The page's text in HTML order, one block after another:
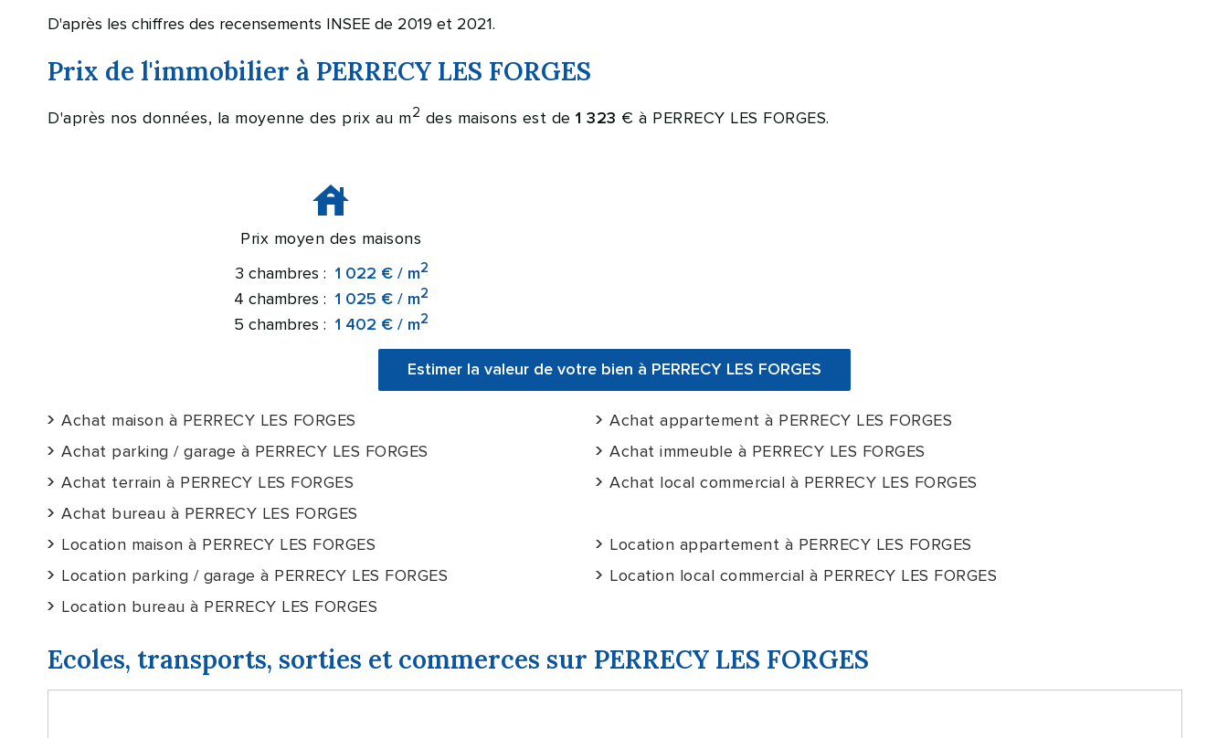
D'après les chiffres des recensements INSEE de 2019 et 2021.
Prix de l'immobilier à PERRECY LES FORGES
D'après nos données, la moyenne des prix au m2 des maisons est de 1 323 € à PERRECY LES FORGES.
Prix moyen des maisons
3 chambres :
1 022 € / m2
4 chambres : 1 025 € / m2
5 chambres : 1 402 € / m2
Estimer la valeur de votre bien à PERRECY LES FORGES
Achat maison à PERRECY LES FORGES
Achat appartement à PERRECY LES FORGES
Achat parking / garage à PERRECY LES FORGES
Achat immeuble à PERRECY LES FORGES
Achat terrain à PERRECY LES FORGES
Achat local commercial à PERRECY LES FORGES
Achat bureau à PERRECY LES FORGES
Location maison à PERRECY LES FORGES
Location appartement à PERRECY LES FORGES
Location parking / garage à PERRECY LES FORGES
Location local commercial à PERRECY LES FORGES
Location bureau à PERRECY LES FORGES
Ecoles, transports, sorties et commerces sur PERRECY LES FORGES